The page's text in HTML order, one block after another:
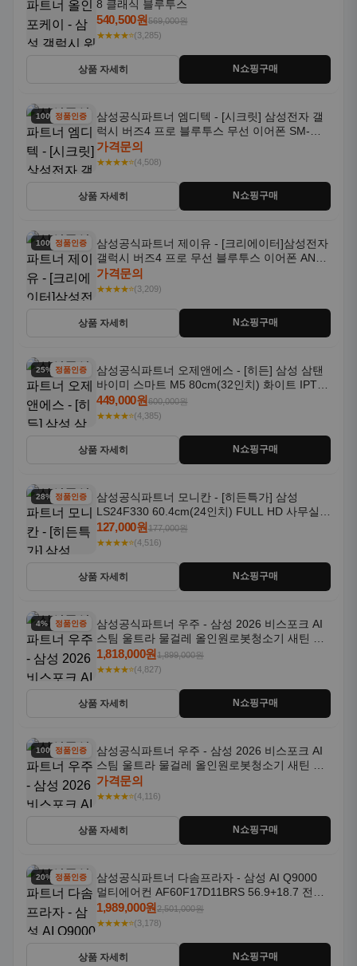
8 클래식 블루투스
540,500원569,000원
★★★★⭐(3,285)
상품 자세히 N쇼핑구매
100% 할인
정품인증
삼성공식파트너 엠디텍 - [시크릿] 삼성전자 갤
럭시 버즈4 프로 블루투스 무선 이어폰 SM-
R640N
가격문의
★★★★⭐(4,508)
상품 자세히 N쇼핑구매
100% 할인
정품인증
삼성공식파트너 제이유 - [크리에이터]삼성전자
갤럭시 버즈4 프로 무선 블루투스 이어폰 ANC
SM-R640N
가격문의
★★★★⭐(3,209)
상품 자세히 N쇼핑구매
25% 할인정품인증
삼성공식파트너 오제앤에스 - [히든] 삼성 삼탠
바이미 스마트 M5 80cm(32인치) 화이트 IPTV
OTT 패키지
449,000원600,000원
★★★★⭐(4,385)
상품 자세히 N쇼핑구매
28% 할인정품인증
삼성공식파트너 모니칸 - [히든특가] 삼성
LS24F330 60.4cm(24인치) FULL HD 사무실/
컴퓨터 모니터
127,000원177,000원
★★★★⭐(4,516)
상품 자세히 N쇼핑구매
4% 할인정품인증
삼성공식파트너 우주 - 삼성 2026 비스포크 AI
스팀 울트라 물걸레 올인원로봇청소기 새틴 그
레이지 AAG
1,818,000원1,899,000원
★★★★⭐(4,827)
상품 자세히 N쇼핑구매
100% 할인
정품인증
삼성공식파트너 우주 - 삼성 2026 비스포크 AI
스팀 울트라 물걸레 올인원로봇청소기 새틴 차
콜 AAH
가격문의
★★★★⭐(4,116)
상품 자세히 N쇼핑구매
20% 할인정품인증
삼성공식파트너 다솜프라자 - 삼성 AI Q9000
멀티에어컨 AF60F17D11BRS 56.9+18.7 전국
기본설치포함
1,989,000원2,501,000원
★★★★⭐(3,178)
상품 자세히 N쇼핑구매